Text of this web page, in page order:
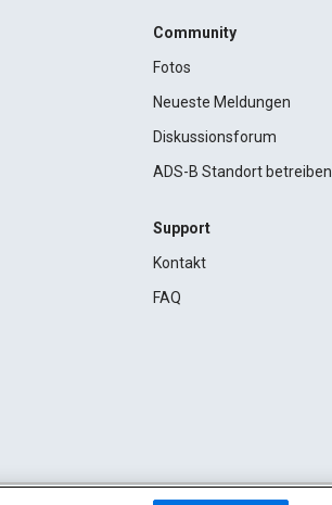
Community
Fotos
Neueste Meldungen
Diskussionsforum
ADS-B Standort betreiben
Support
Kontakt
FAQ